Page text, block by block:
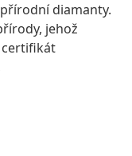
diamanty.
jehož